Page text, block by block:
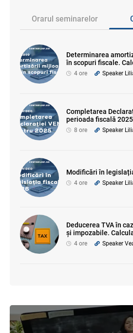
Orarul seminarelor
Determinarea
în scopuri fiscale.
4 ore Speaker
Completarea
perioada fiscală 2025
8 ore Speaker
Modificări în
4 ore Speaker
Deducerea TVA în
și impozabile.
4 ore Speaker